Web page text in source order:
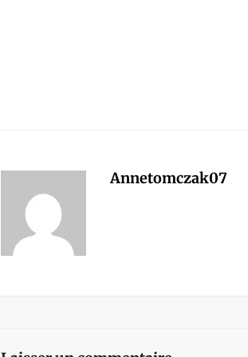
Annetomczak07